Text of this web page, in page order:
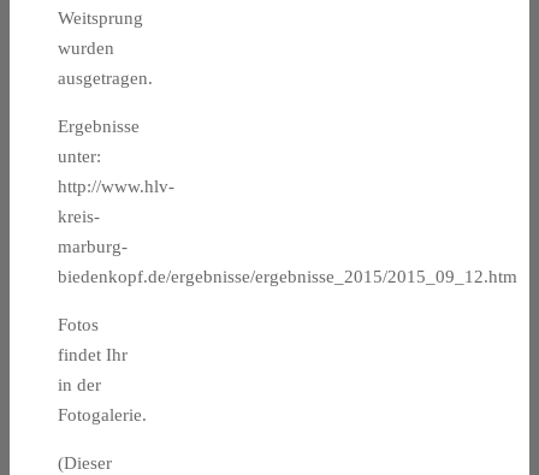
Weitsprung
wurden
ausgetragen.
Ergebnisse
unter:
http://www.hlv-
kreis-
marburg-
biedenkopf.de/ergebnisse/ergebnisse_2015/2015_09_12.htm
Fotos
findet Ihr
in der
Fotogalerie.
(Dieser